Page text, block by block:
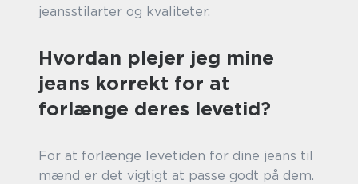
jeansstilarter og kvaliteter.
Hvordan plejer jeg mine
jeans korrekt for at
forlænge deres levetid?
For at forlænge levetiden for dine jeans til
mænd er det vigtigt at passe godt på dem.